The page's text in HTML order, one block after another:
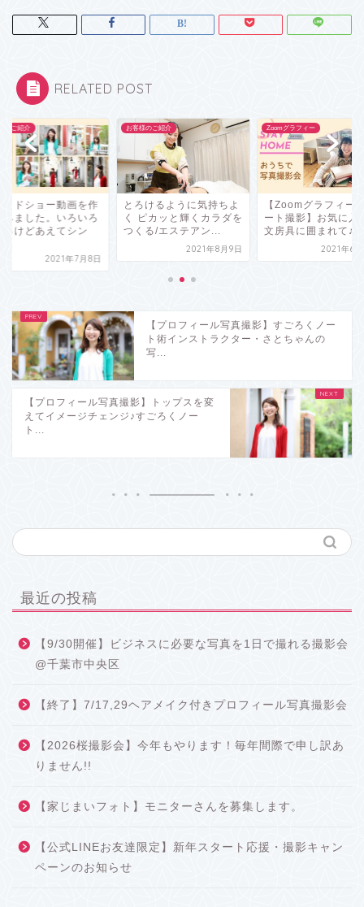
RELATED POST
のご紹介
けるように気持ちよ
カッと輝くカラダを
る/エステアン...
Zoomグラフィー
【Zoomグラフィー/リモ
ート撮影】お気に入りの
文房具に囲まれて♪...
2021年6月26日
お客様のご紹介
スライドショー動画
ってみました。いろ
できるけどあえてシ
2021年7
【プロフィール写真撮影】すごろくノー
ト術インストラクター・さとちゃんの
写...
【プロフィール写真撮影】トップスを変
えてイメージチェンジ♪すごろくノー
ト...
最近の投稿
【9/30開催】ビジネスに必要な写真を1日で撮れる撮影会
@千葉市中央区
【終了】7/17,29ヘアメイク付きプロフィール写真撮影会
【2026桜撮影会】今年もやります！毎年間際で申し訳あ
りません!!
【家じまいフォト】モニターさんを募集します。
【公式LINEお友達限定】新年スタート応援・撮影キャン
ペーンのお知らせ